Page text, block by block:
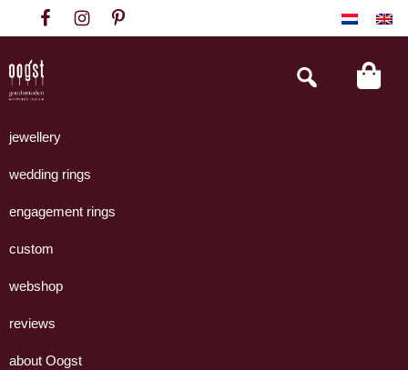
to
primary
navigation
to
content
to
footer
Goudsmeden
Amsterdam
handgemaakte
uit
eigen
Search
this
jewellery
wedding rings
engagement rings
custom
webshop
reviews
about Oogst